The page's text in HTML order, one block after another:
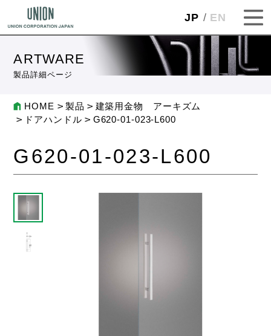
JP EN
ARTWARE
製品詳細ページ
HOME 製品
建築用金物 アーキズム
ドアハンドル
G620-01-023-L600
G620-01-023-L600